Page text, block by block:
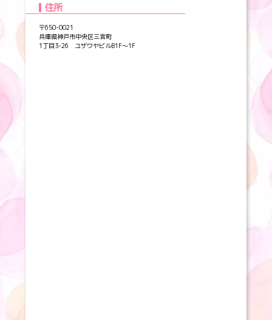
住所
〒650-0021
兵庫県神戸市中央区三宮町
1丁目3-26 ユザワヤビルB1F～1F